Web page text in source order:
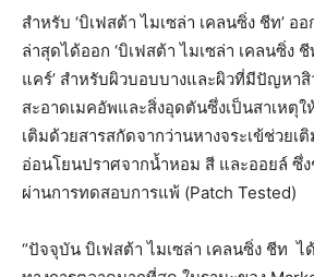
สำหรับ ‘บิเฟสต้า ไมเซล่า เคลนซิ่ง ชีท’
ล่าสุดได้ออก ‘บิเฟสต้า ไมเซล่า เคลนซิ่ง
แคร์’ สำหรับผิวบอบบางและผิวที่มีปัญหา
สะอาดเมคอัพและสิ่งอุดตันซึ่งเป็นสาเหตุใ
เติมด้วยสารสกัดจากว่านหางจระเข้ช่วย
อ่อนโยนปราศจากน้ำหอม สี และออยล์ ซึ่
ผ่านการทดสอบการแพ้ (Patch Tested)
“ปัจจุบัน บิเฟสต้า ไมเซล่า เคลนซิ่ง ชีท ไ